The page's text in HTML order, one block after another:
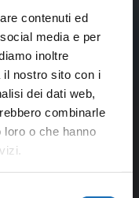
contenuti ed
media e per
inoltre
il nostro sito con i
dei dati web,
combinarle
o che hanno